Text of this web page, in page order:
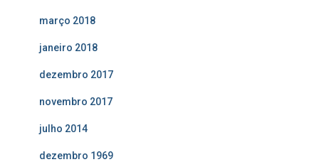
março 2018
janeiro 2018
dezembro 2017
novembro 2017
julho 2014
dezembro 1969